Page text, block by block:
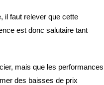
il faut relever que cette
est donc salutaire tant
mais que les performances
des baisses de prix